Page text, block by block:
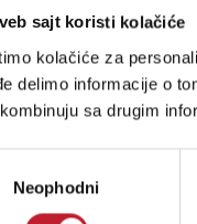
sajt koristi kolačiće
kolačiće za
delimo informacije o
sa drugim
Neophodni